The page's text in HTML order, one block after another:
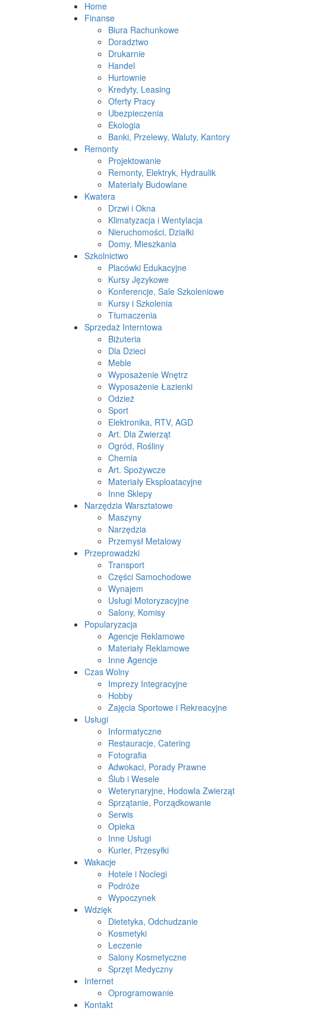
Home
Finanse
Biura Rachunkowe
Doradztwo
Drukarnie
Handel
Hurtownie
Kredyty, Leasing
Oferty Pracy
Ubezpieczenia
Ekologia
Banki, Przelewy, Waluty, Kantory
Remonty
Projektowanie
Remonty, Elektryk, Hydraulik
Materiały Budowlane
Kwatera
Drzwi i Okna
Klimatyzacja i Wentylacja
Nieruchomości, Działki
Domy, Mieszkania
Szkolnictwo
Placówki Edukacyjne
Kursy Językowe
Konferencje, Sale Szkoleniowe
Kursy i Szkolenia
Tłumaczenia
Sprzedaż Interntowa
Biżuteria
Dla Dzieci
Meble
Wyposażenie Wnętrz
Wyposażenie Łazienki
Odzież
Sport
Elektronika, RTV, AGD
Art. Dla Zwierząt
Ogród, Rośliny
Chemia
Art. Spożywcze
Materiały Eksploatacyjne
Inne Sklepy
Narzędzia Warsztatowe
Maszyny
Narzędzia
Przemysł Metalowy
Przeprowadzki
Transport
Części Samochodowe
Wynajem
Usługi Motoryzacyjne
Salony, Komisy
Popularyzacja
Agencje Reklamowe
Materiały Reklamowe
Inne Agencje
Czas Wolny
Imprezy Integracyjne
Hobby
Zajęcia Sportowe i Rekreacyjne
Usługi
Informatyczne
Restauracje, Catering
Fotografia
Adwokaci, Porady Prawne
Ślub i Wesele
Weterynaryjne, Hodowla Zwierząt
Sprzątanie, Porządkowanie
Serwis
Opieka
Inne Usługi
Kurier, Przesyłki
Wakacje
Hotele i Noclegi
Podróże
Wypoczynek
Wdzięk
Dietetyka, Odchudzanie
Kosmetyki
Leczenie
Salony Kosmetyczne
Sprzęt Medyczny
Internet
Oprogramowanie
Kontakt